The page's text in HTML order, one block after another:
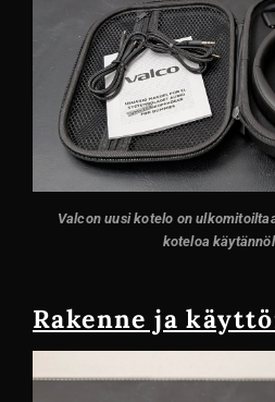
Valcon uusi kotelo on
koteloa
Rakenne ja